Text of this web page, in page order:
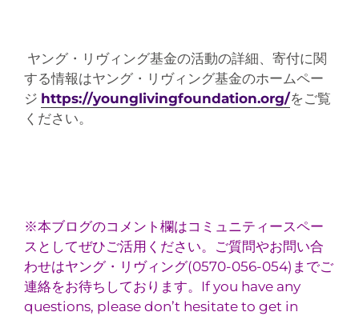
ヤング・リヴィング基金の活動の詳細、寄付に関
する情報はヤング・リヴィング基金のホームペー
ジ https://younglivingfoundation.org/をご覧
ください。
※本ブログのコメント欄はコミュニティースペー
スとしてぜひご活用ください。ご質問やお問い合
わせはヤング・リヴィング(0570-056-054)までご
連絡をお待ちしております。If you have any
questions, please don’t hesitate to get in